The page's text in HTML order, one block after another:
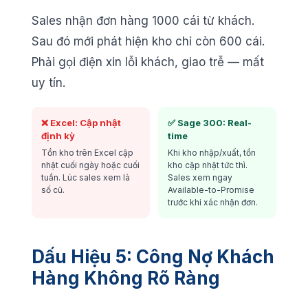
Sales nhận đơn hàng 1000 cái từ khách.
Sau đó mới phát hiện kho chỉ còn 600 cái.
Phải gọi điện xin lỗi khách, giao trễ — mất
uy tín.
❌ Excel: Cập nhật
định kỳ
Tồn kho trên Excel cập
nhật cuối ngày hoặc cuối
tuần. Lúc sales xem là
số cũ.
✅ Sage 300: Real-
time
Khi kho nhập/xuất, tồn
kho cập nhật tức thì.
Sales xem ngay
Available-to-Promise
trước khi xác nhận đơn.
Dấu Hiệu 5: Công Nợ Khách
Hàng Không Rõ Ràng